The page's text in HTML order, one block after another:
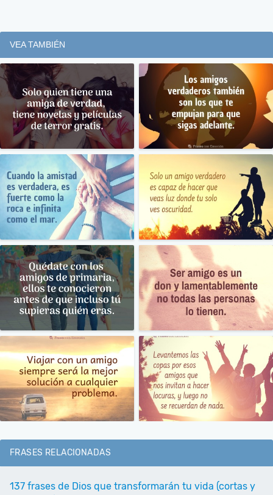
VEA TAMBIÉN
FRASES RELACIONADAS
137 frases de Dios que transformarán tu vida (cortas y